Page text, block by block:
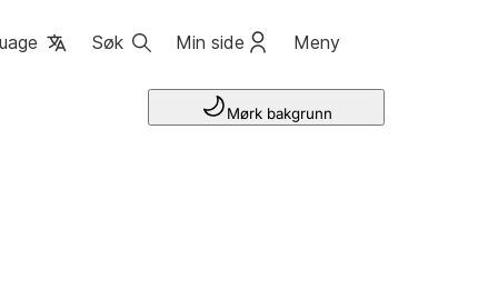
Søk Min side Meny
Mørk bakgrunn